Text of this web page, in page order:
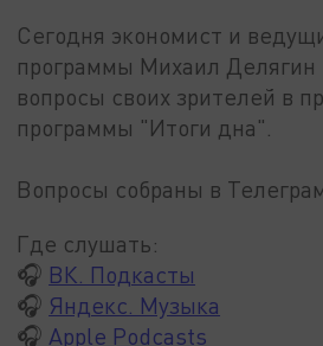
Сегодня экономист и
программы Михаил Делягин
вопросы своих зрителей в
программы "Итоги дна".
Вопросы собраны в
Где слушать:
🎧 ВК. Подкасты
🎧 Яндекс. Музыка
🎧 Apple Podcasts